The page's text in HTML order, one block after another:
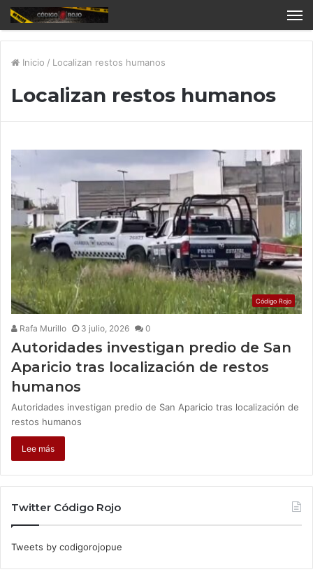
Inicio / Localizan restos humanos
Localizan restos humanos
Código Rojo
Rafa Murillo 3 julio, 2026 0
Autoridades investigan predio de San
Aparicio tras localización de restos
humanos
Autoridades investigan predio de San Aparicio tras localización de
restos humanos
Lee más
Twitter Código Rojo
Tweets by codigorojopue